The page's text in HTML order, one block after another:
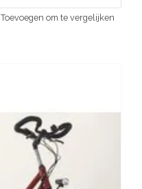
Toevoegen om te vergelijken